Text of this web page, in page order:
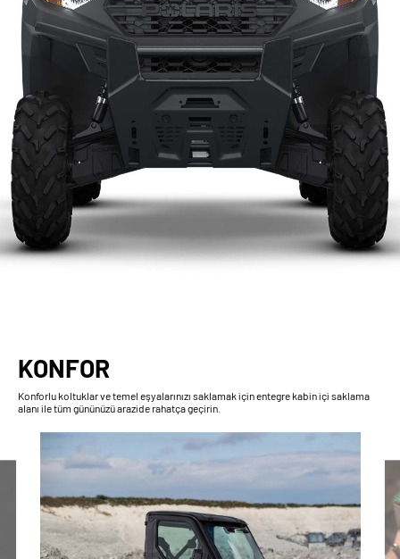
KONFOR
Konforlu koltuklar ve temel eşyalarınızı saklamak için entegre kabin içi saklama
alanı ile tüm gününüzü arazide rahatça geçirin.